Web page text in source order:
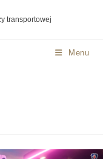
transportowej
Menu